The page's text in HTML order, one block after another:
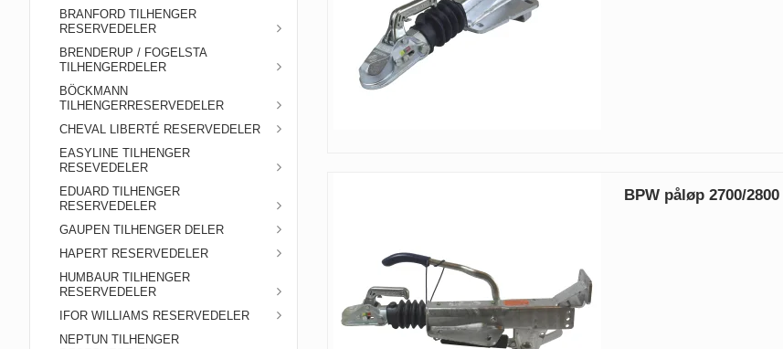
BRANFORD TILHENGER
RESERVEDELER
BRENDERUP / FOGELSTA
TILHENGERDELER
BÖCKMANN
TILHENGERRESERVEDELER
CHEVAL LIBERTÉ RESERVEDELER
EASYLINE TILHENGER
RESEVEDELER
EDUARD TILHENGER
RESERVEDELER
GAUPEN TILHENGER DELER
HAPERT RESERVEDELER
HUMBAUR TILHENGER
RESERVEDELER
IFOR WILLIAMS RESERVEDELER
NEPTUN TILHENGER
BPW påløp 2700/